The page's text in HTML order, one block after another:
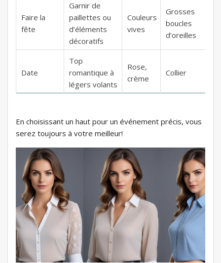
Faire la
fête
Garnir de
paillettes ou
d’éléments
décoratifs
Couleurs
vives
Grosses
boucles
d’oreilles
Date
Top
romantique à
légers volants
Rose,
crème
Collier
En choisissant un haut pour un événement précis, vous
serez toujours à votre meilleur!